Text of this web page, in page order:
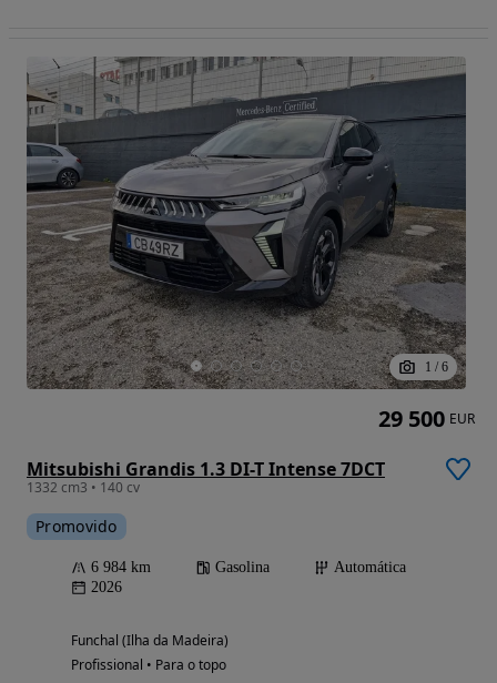
1 / 6
Mitsubishi Grandis 1.3 DI-T Intense 7DCT
1332 cm3 • 140 cv
Promovido
6 984 km Gasolina
Automática
2026
Funchal (Ilha da Madeira)
Profissional • Para o topo
29 500 EUR